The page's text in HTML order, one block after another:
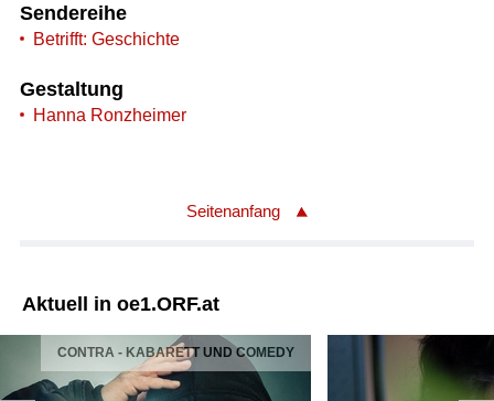
Sendereihe
Betrifft: Geschichte
Gestaltung
Hanna Ronzheimer
Seitenanfang
Aktuell in oe1.ORF.at
CONTRA - KABARETT UND COMEDY